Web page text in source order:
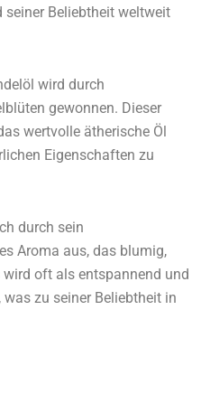
Beliebtheit weltweit
wird durch
gewonnen. Dieser
wertvolle ätherische Öl
Eigenschaften zu
durch sein
Aroma aus, das blumig,
oft als entspannend und
zu seiner Beliebtheit in